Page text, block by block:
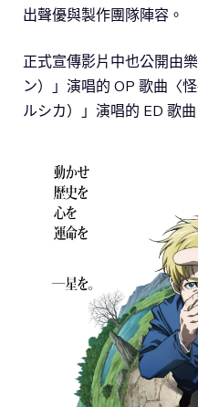
出聲優與製作團隊陣容。
正式宣傳影片中也公開由
ン）」演唱的 OP 歌曲〈
ルシカ）」演唱的 ED 歌